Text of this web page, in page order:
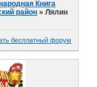
Книга
район »Лялин
бесплатный форум